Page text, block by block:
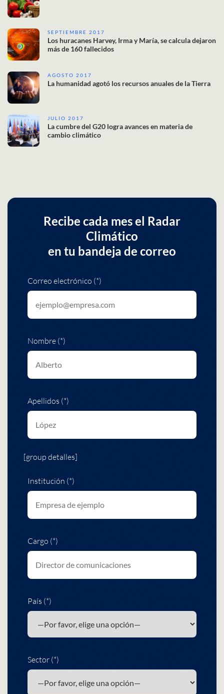
SEPTIEMBRE 2017
Los huracanes Harvey, Irma y María, se calcula dejaron
más de 160 fallecidos
AGOSTO 2017
La humanidad agotó los recursos anuales de la Tierra
JULIO 2017
La cumbre del G20 logra avances en materia de
cambio climático
Recibe cada mes el Radar
Climático
en tu bandeja de correo
Correo electrónico (*)
Nombre (*)
Apellidos (*)
[group detalles]
Institución (*)
Cargo (*)
País (*)
Sector (*)